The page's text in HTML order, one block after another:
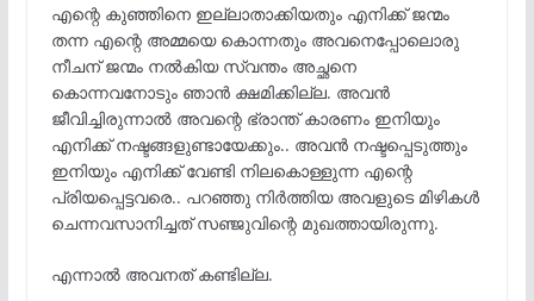
എന്റെ കുഞ്ഞിനെ ഇല്ലാതാക്കിയതും എനിക്ക് ജന്മം
തന്ന എന്റെ അമ്മയെ കൊന്നതും അവനെപ്പോലൊരു
നീചന് ജന്മം നൽകിയ സ്വന്തം അച്ഛനെ
കൊന്നവനോടും ഞാൻ ക്ഷമിക്കില്ല. അവൻ
ജീവിച്ചിരുന്നാൽ അവന്റെ ഭ്രാന്ത്‌ കാരണം ഇനിയും
എനിക്ക് നഷ്ടങ്ങളുണ്ടായേക്കും.. അവൻ നഷ്ടപ്പെടുത്തും
ഇനിയും എനിക്ക് വേണ്ടി നിലകൊള്ളുന്ന എന്റെ
പ്രിയപ്പെട്ടവരെ.. പറഞ്ഞു നിർത്തിയ അവളുടെ മിഴികൾ
ചെന്നവസാനിച്ചത് സഞ്ജുവിന്റെ മുഖത്തായിരുന്നു.
എന്നാൽ അവനത് കണ്ടില്ല.